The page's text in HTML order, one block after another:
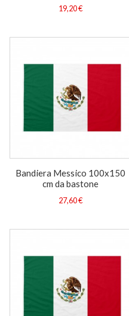
19,20 €
Bandiera Messico 100x150
cm da bastone
27,60 €